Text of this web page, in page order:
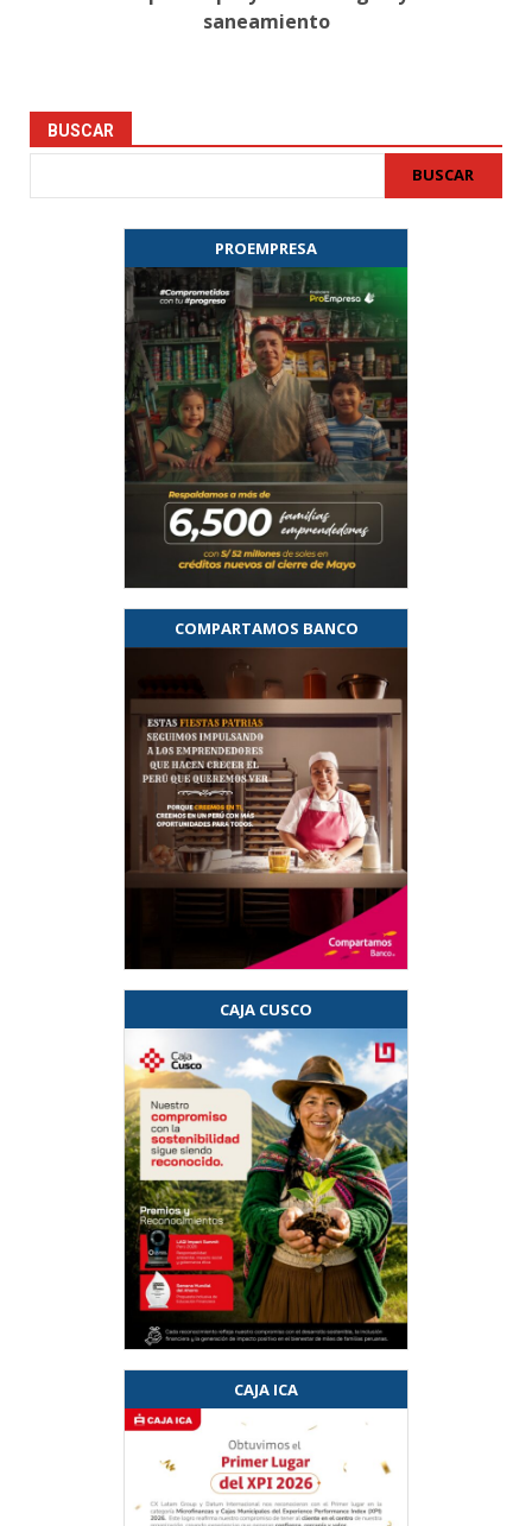
saneamiento
BUSCAR
BUSCAR
PROEMPRESA
COMPARTAMOS BANCO
CAJA CUSCO
CAJA ICA